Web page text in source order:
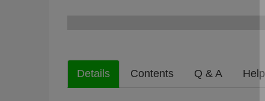
Details Contents Q & A Help